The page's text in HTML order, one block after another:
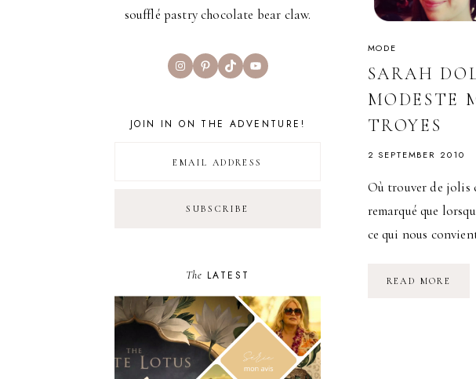
MODE
SARAH
MODESTE
TROYES
2 SEPTEMBER 2010
Où trouver de jolis
remarqué que
ce qui nous
READ MORE
soufflé pastry chocolate bear claw.
InstagramPinterest
TikTokYouTube
JOIN IN ON THE ADVENTURE!
The LATEST